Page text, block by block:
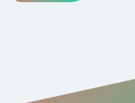
m elexbet